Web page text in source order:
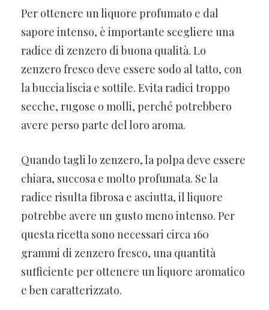
Per ottenere un liquore profumato e dal
sapore intenso, è importante scegliere una
radice di zenzero di buona qualità. Lo
zenzero fresco deve essere sodo al tatto, con
la buccia liscia e sottile. Evita radici troppo
secche, rugose o molli, perché potrebbero
avere perso parte del loro aroma.
Quando tagli lo zenzero, la polpa deve essere
chiara, succosa e molto profumata. Se la
radice risulta fibrosa e asciutta, il liquore
potrebbe avere un gusto meno intenso. Per
questa ricetta sono necessari circa 160
grammi di zenzero fresco, una quantità
sufficiente per ottenere un liquore aromatico
e ben caratterizzato.